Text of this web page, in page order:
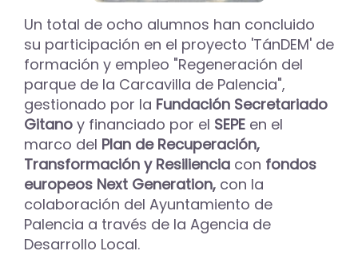
Un total de ocho alumnos han concluido
su participación en el proyecto 'TánDEM' de
formación y empleo "Regeneración del
parque de la Carcavilla de Palencia",
gestionado por la Fundación Secretariado
Gitano y financiado por el SEPE en el
marco del Plan de Recuperación,
Transformación y Resiliencia con fondos
europeos Next Generation, con la
colaboración del Ayuntamiento de
Palencia a través de la Agencia de
Desarrollo Local.